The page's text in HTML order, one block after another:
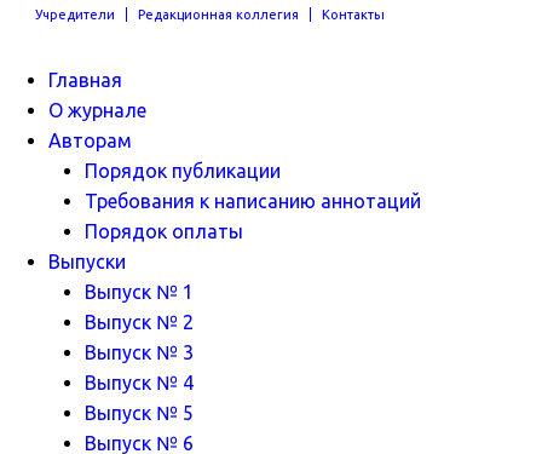
Учредители Редакционная коллегия Контакты
Главная
О журнале
Авторам
Порядок публикации
Требования к написанию аннотаций
Порядок оплаты
Выпуски
Выпуск № 1
Выпуск № 2
Выпуск № 3
Выпуск № 4
Выпуск № 5
Выпуск № 6